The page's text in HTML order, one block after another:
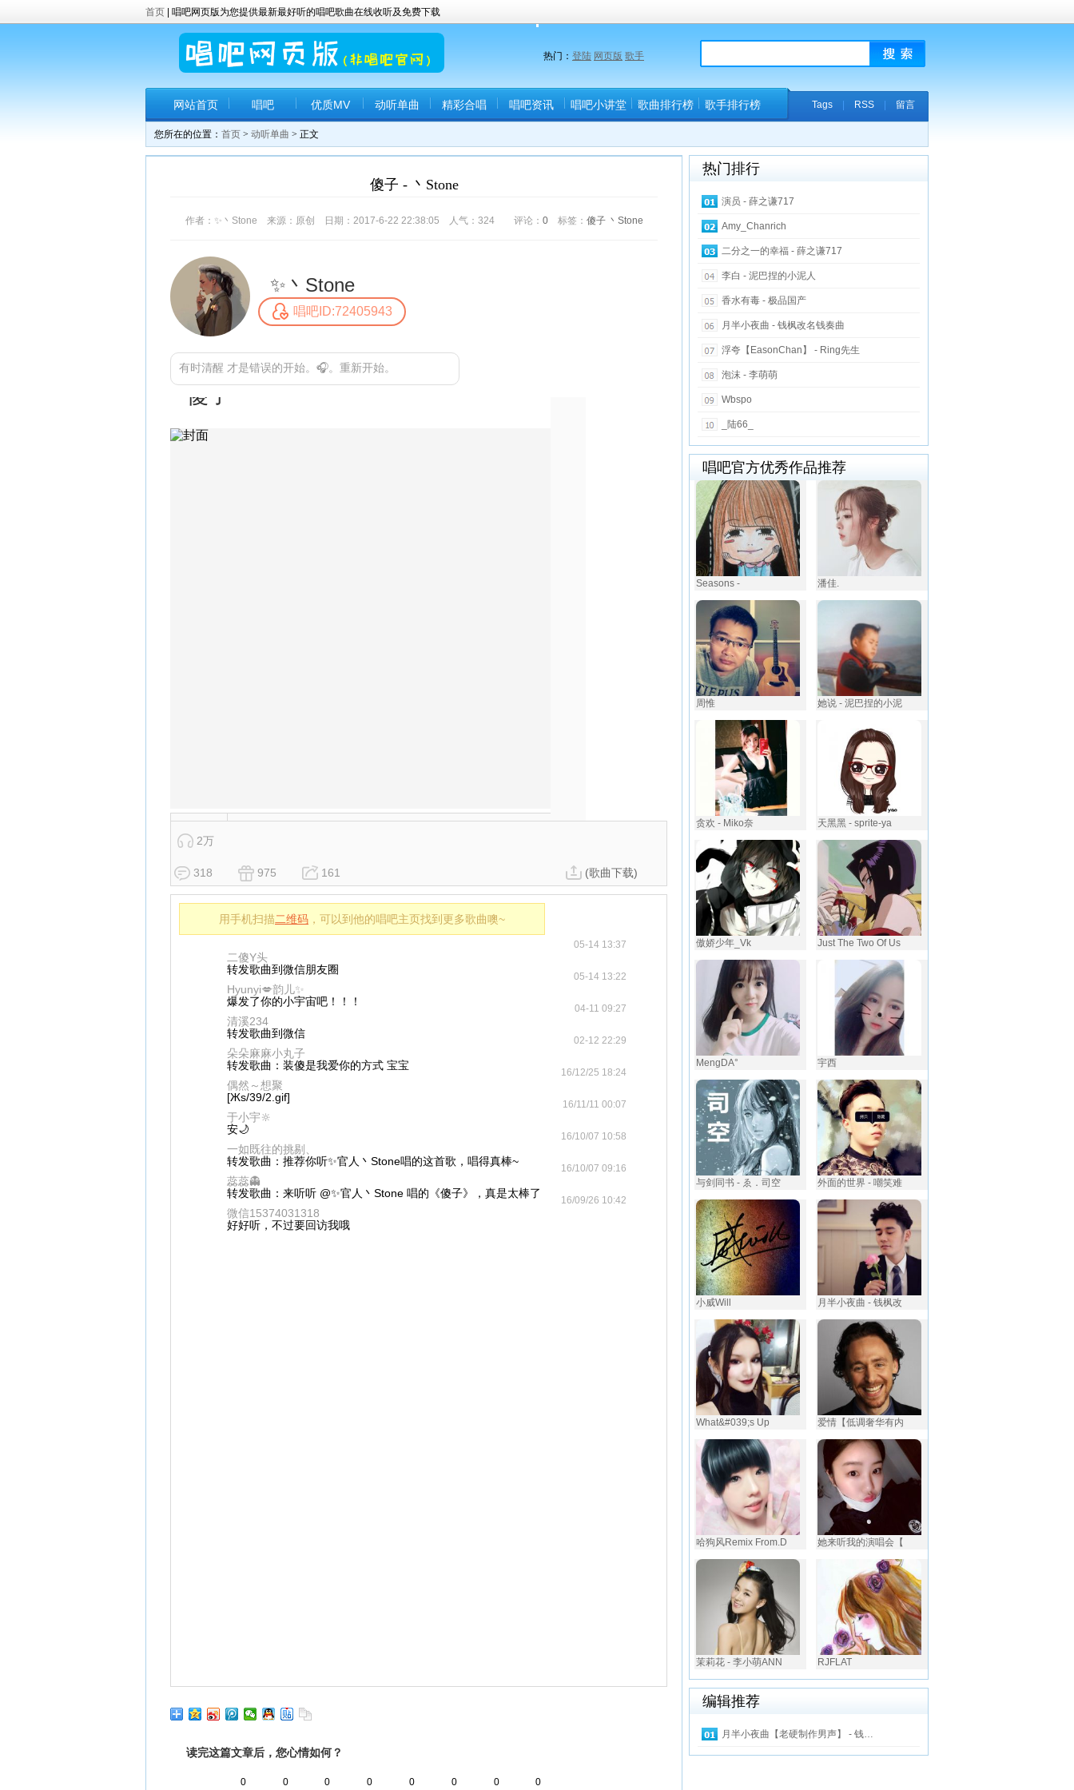
首页 | 唱吧网页版为您提供最新最好听的唱吧歌曲在线收听及免费下载
热门： 登陆 网页版 歌手
网站首页 唱吧 优质MV 动听单曲 精彩合唱 唱吧资讯 唱吧小讲堂 歌曲排行榜 歌手排行榜 Tags| RSS| 留言
您所在的位置： 首页 > 动听单曲 > 正文
傻子 - 丶Stone
作者：✨丶Stone 来源：原创 日期：2017-6-22 22:38:05 人气： 324评论： 0标签： 傻子 丶Stone
✨丶Stone
唱吧ID:72405943
有时清醒 才是错误的开始。🎧。重新开始。
2万
318 975 161 (歌曲下载)
用手机扫描二维码 ，可以到他的唱吧主页找到更多歌曲噢~
二傻Y头
05-14 13:37
转发歌曲到微信朋友圈
Hyunyi💋韵儿✨
05-14 13:22
爆发了你的小宇宙吧！！！
清溪234
04-11 09:27
转发歌曲到微信
朵朵麻麻小丸子
02-12 22:29
转发歌曲：装傻是我爱你的方式 宝宝
偶然～想聚
16/12/25 18:24
[Жs/39/2.gif]
于小宇🔆
16/11/11 00:07
安🌙
一如既往的挑剔、
16/10/07 10:58
转发歌曲：推荐你听✨官人丶Stone唱的这首歌，唱得真棒~
蕊蕊👻
16/10/07 09:16
转发歌曲：来听听 @✨官人丶Stone 唱的《傻子》，真是太棒了
微信15374031318
16/09/26 10:42
好好听，不过要回访我哦
读完这篇文章后，您心情如何？
0 0 0 0 0 0 0 0
热门排行
演员 - 薛之谦717
Amy_Chanrich
二分之一的幸福 - 薛之谦717
李白 - 泥巴捏的小泥人
香水有毒 - 极品国产
月半小夜曲 - 钱枫改名钱奏曲
浮夸【EasonChan】 - Ring先生
泡沫 - 李萌萌
Wbspo
_陆66_
唱吧官方优秀作品推荐
Seasons - 潘佳.
周惟 她说 - 泥巴捏的小泥
贪欢 - Miko奈 天黑黑 - sprite-ya
傲娇少年_Vk Just The Two Of Us
MengDA° 宇西 ‎‎‎ ‎
与剑同书 - ゑ．司空 外面的世界 - 嘲笑难
小威Will 月半小夜曲 - 钱枫改
What&#039;s Up 爱情【低调奢华有内
哈狗风Remix From.D 她来听我的演唱会【
茉莉花 - 李小萌ANN RJFLAT
编辑推荐
月半小夜曲【老硬制作男声】 - 钱…